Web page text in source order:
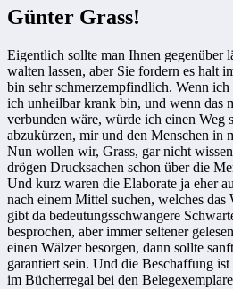
Günter Grass!
Eigentlich sollte man Ihnen gegenüber
walten lassen, aber Sie fordern es halt
bin sehr schmerzempfindlich. Wenn
ich unheilbar krank bin, und wenn das
verbunden wäre, würde ich einen Weg
abzukürzen, mir und den Menschen in
Nun wollen wir, Grass, gar nicht
drögen Drucksachen schon über die
Und kurz waren die Elaborate ja eher
nach einem Mittel suchen, welches das
gibt da bedeutungsschwangere
besprochen, aber immer seltener
einen Wälzer besorgen, dann sollte
garantiert sein. Und die Beschaffung
im Bücherregal bei den